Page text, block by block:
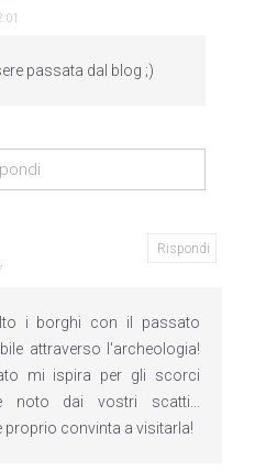
passata dal blog ;)
i borghi con il passato
attraverso l'archeologia!
mi ispira per gli scorci
noto dai vostri scatti...
proprio convinta a visitarla!
Rispondi